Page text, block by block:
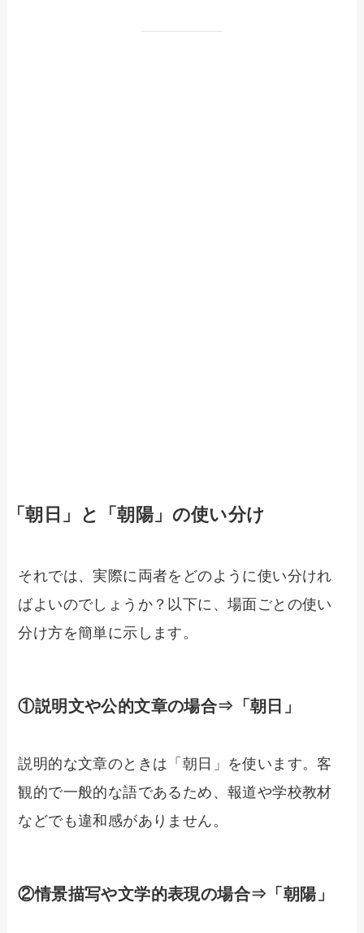
「朝日」と「朝陽」の使い分け
それでは、実際に両者をどのように使い分けれ
ばよいのでしょうか？以下に、場面ごとの使い
分け方を簡単に示します。
①説明文や公的文章の場合⇒「朝日」
説明的な文章のときは「朝日」を使います。客
観的で一般的な語であるため、報道や学校教材
などでも違和感がありません。
②情景描写や文学的表現の場合⇒「朝陽」